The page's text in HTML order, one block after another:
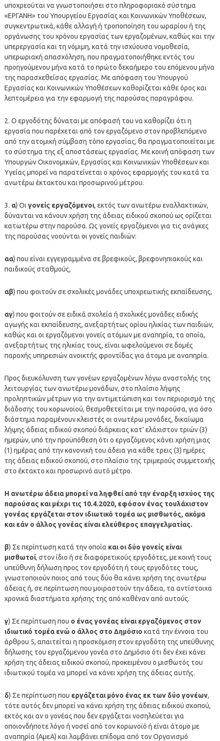
υποχρεούται να γνωστοποιήσει στο πληροφοριακό σύστημα
«ΕΡΓΑΝΗ» του Υπουργείου Εργασίας και Κοινωνικών Υποθέσεων,
συγκεντρωτικά, κάθε αλλαγή ή τροποποίηση του ωραρίου ή της
οργάνωσης του χρόνου εργασίας των εργαζομένων, καθώς και την
υπερεργασία και τη νόμιμη, κατά την ισχύουσα νομοθεσία,
υπερωριακή απασχόληση, που πραγματοποιήθηκε εντός του
προηγούμενου μήνα κατά το πρώτο δεκαήμερο του επόμενου μήνα
της παρασχεθείσας εργασίας. Με απόφαση του Υπουργού
Εργασίας και Κοινωνικών Υποθέσεων καθορίζεται κάθε όρος και
λεπτομέρεια για την εφαρμογή της παρούσας παραγράφου.
2. Ο εργοδότης δύναται με απόφασή του να καθορίζει ότι η
εργασία που παρέχεται από τον εργαζόμενο στον προβλεπόμενο
από την ατομική σύμβαση τόπο εργασίας, θα πραγματοποιείται με
το σύστημα της εξ αποστάσεως εργασίας. Με κοινή απόφαση των
Υπουργών Οικονομικών, Εργασίας και Κοινωνικών Υποθέσεων και
Υγείας μπορεί να παρατείνεται ο χρόνος εφαρμογής του κατά τα
ανωτέρω έκτακτου και προσωρινού μέτρου.
3. α) Οι γονείς εργαζόμενοι, εκτός των ανωτέρω εναλλακτικών,
δύνανται να κάνουν χρήση της άδειας ειδικού σκοπού ως ορίζεται
κατωτέρω στην παρούσα. Ως γονείς εργαζόμενοι για τις ανάγκες
της παρούσας νοούνται οι γονείς παιδιών:
αα) που είναι εγγεγραμμένα σε βρεφικούς, βρεφονηπιακούς και
παιδικούς σταθμούς,
αβ) που φοιτούν σε σχολικές μονάδες υποχρεωτικής εκπαίδευσης,
αγ) που φοιτούν σε ειδικά σχολεία ή σχολικές μονάδες ειδικής
αγωγής και εκπαίδευσης, ανεξαρτήτως ορίου ηλικίας των παιδιών,
καθώς και οι εργαζόμενοι γονείς ατόμων με αναπηρία, τα οποία,
ανεξαρτήτως της ηλικίας τους, είναι ωφελούμενοι σε δομές
παροχής υπηρεσιών ανοικτής φροντίδας για άτομα με αναπηρία.
Προς διευκόλυνση των γονέων εργαζομένων λόγω αναστολής της
λειτουργίας των ανωτέρω μονάδων, στο πλαίσιο λήψης
προληπτικών μέτρων για την αντιμετώπιση και τον περιορισμό της
διάδοσης του κορωνοϊού, θεσμοθετείται με την παρούσα, για όσο
διάστημα παραμένουν κλειστές οι ανωτέρω μονάδες, δικαίωμα
λήψης άδειας ειδικού σκοπού διάρκειας κατ’ ελάχιστον τριών (3)
ημερών, υπό την προϋπόθεση ότι ο εργαζόμενος κάνει χρήση μιας
(1) ημέρας από την κανονική του άδεια για κάθε τρεις (3) ημέρες
της άδειας ειδικού σκοπού, στο πλαίσιο της τριμερούς συμμετοχής
στο έκτακτο και προσωρινό αυτό μέτρο.
Η ανωτέρω άδεια μπορεί να ληφθεί από την έναρξη ισχύος της
παρούσας και μέχρι τις 10.4.2020, εφόσον ένας τουλάχιστον
γονέας εργάζεται στον ιδιωτικό τομέα ως μισθωτός, ακόμα
και εάν ο άλλος γονέας είναι ελεύθερος επαγγελματίας.
β) Σε περίπτωση κατά την οποία και οι δύο γονείς είναι
μισθωτοί, στον ίδιο ή σε διαφορετικούς εργοδότες, με κοινή τους
υπεύθυνη δήλωση προς τον εργοδότη ή τους εργοδότες τους,
γνωστοποιούν ποιος από τους δύο θα κάνει χρήση της ανωτέρω
άδειας ή, σε περίπτωση που μοιραστούν την άδεια, τα αντίστοιχα
χρονικά διαστήματα χρήσης της από καθέναν από αυτούς.
γ) Σε περίπτωση που ο ένας γονέας είναι εργαζόμενος στον
ιδιωτικό τομέα ενώ ο άλλος στο Δημόσιο κατά την έννοια του
άρθρου 5, απαιτείται η προσκόμιση στον εργοδότη της υπεύθυνης
δήλωσης του εργαζόμενου γονέα στο Δημόσιο ότι δεν έχει κάνει
χρήση της άδειας ειδικού σκοπού, προκειμένου ο μισθωτός του
ιδιωτικού τομέα να μπορεί να κάνει χρήση της άδειας αυτής.
δ) Σε περίπτωση που εργάζεται μόνο ένας εκ των δύο γονέων,
τότε αυτός δεν μπορεί να κάνει χρήση της άδειας ειδικού σκοπού,
εκτός και αν ο γονέας που δεν εργάζεται νοσηλεύεται για
οποιονδήποτε λόγο ή νοσεί από τον κορωνοϊό ή είναι άτομο με
αναπηρία (ΑμεΑ) και λαμβάνει επίδομα από τον Οργανισμό